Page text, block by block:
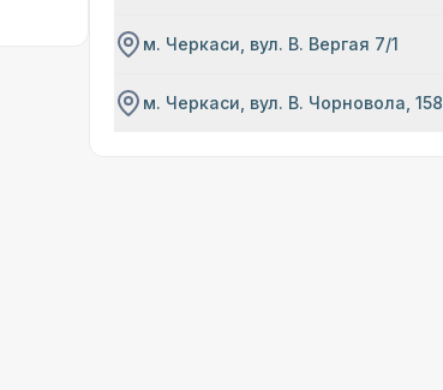
м. Черкаси, вул. В. Вергая 7/1
м. Черкаси, вул. В. Чорновола, 158